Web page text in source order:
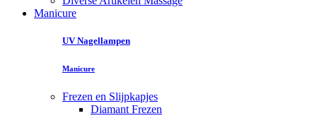
Manicure
UV Nagellampen
Manicure
Frezen en Slijpkapjes
Diamant Frezen